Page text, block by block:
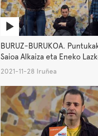
BURUZ-BURUKOA.
Saioa Alkaiza eta Eneko
2021-11-28 Iruñea